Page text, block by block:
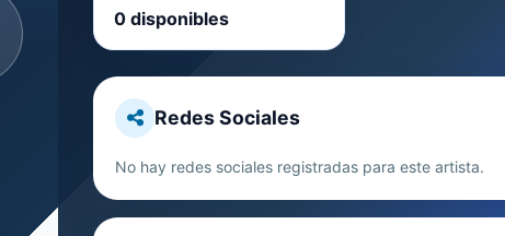
0 disponibles
Redes Sociales
No hay redes sociales registradas para este artista.